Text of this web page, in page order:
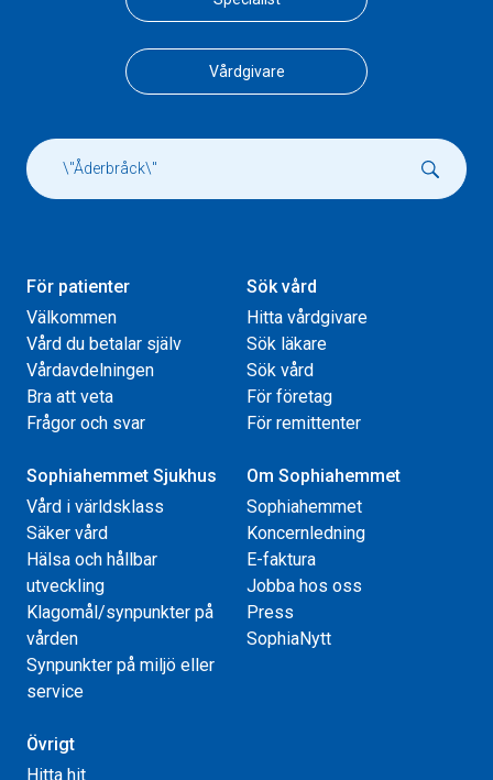
Vårdgivare
För patienter
Välkommen
Vård du betalar själv
Vårdavdelningen
Bra att veta
Frågor och svar
Sök vård
Hitta vårdgivare
Sök läkare
Sök vård
För företag
För remittenter
Sophiahemmet Sjukhus
Vård i världsklass
Säker vård
Hälsa och hållbar
utveckling
Klagomål/synpunkter på
vården
Synpunkter på miljö eller
service
Om Sophiahemmet
Sophiahemmet
Koncernledning
E-faktura
Jobba hos oss
Press
SophiaNytt
Övrigt
Hitta hit